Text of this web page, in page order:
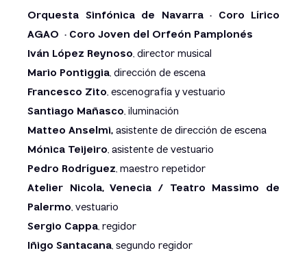
Orquesta Sinfónica de Navarra · Coro Lírico
AGAO · Coro Joven del Orfeón Pamplonés
Iván López Reynoso, director musical
Mario Pontiggia, dirección de escena
Francesco Zito, escenografía y vestuario
Santiago Mañasco, iluminación
Matteo Anselmi, asistente de dirección de escena
Mónica Teijeiro, asistente de vestuario
Pedro Rodríguez, maestro repetidor
Atelier Nicola, Venecia / Teatro Massimo de
Palermo, vestuario
Sergio Cappa, regidor
Iñigo Santacana, segundo regidor